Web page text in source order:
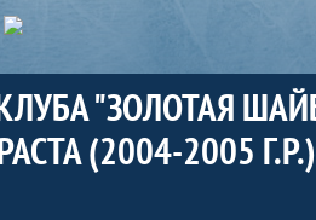
"ЗОЛОТАЯ
(2004-2005